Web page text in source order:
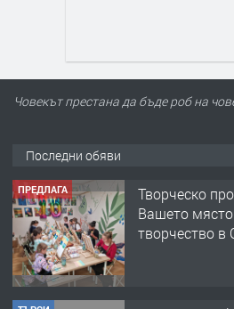
Човекът престана да бъде роб на
Последни обяви
ПРЕДЛАГА
Творческо
Вашето
творчество в